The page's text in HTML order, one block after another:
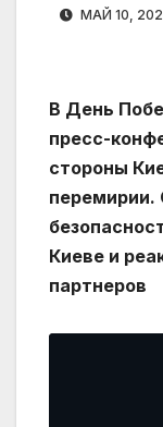
МАЙ 10,
В День
пресс-
стороны
Киеве и
партнеров